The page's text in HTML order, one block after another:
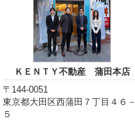
ＫＥＮＴＹ不動産 蒲田本店
〒144-0051
東京都大田区西蒲田７丁目４６－
５